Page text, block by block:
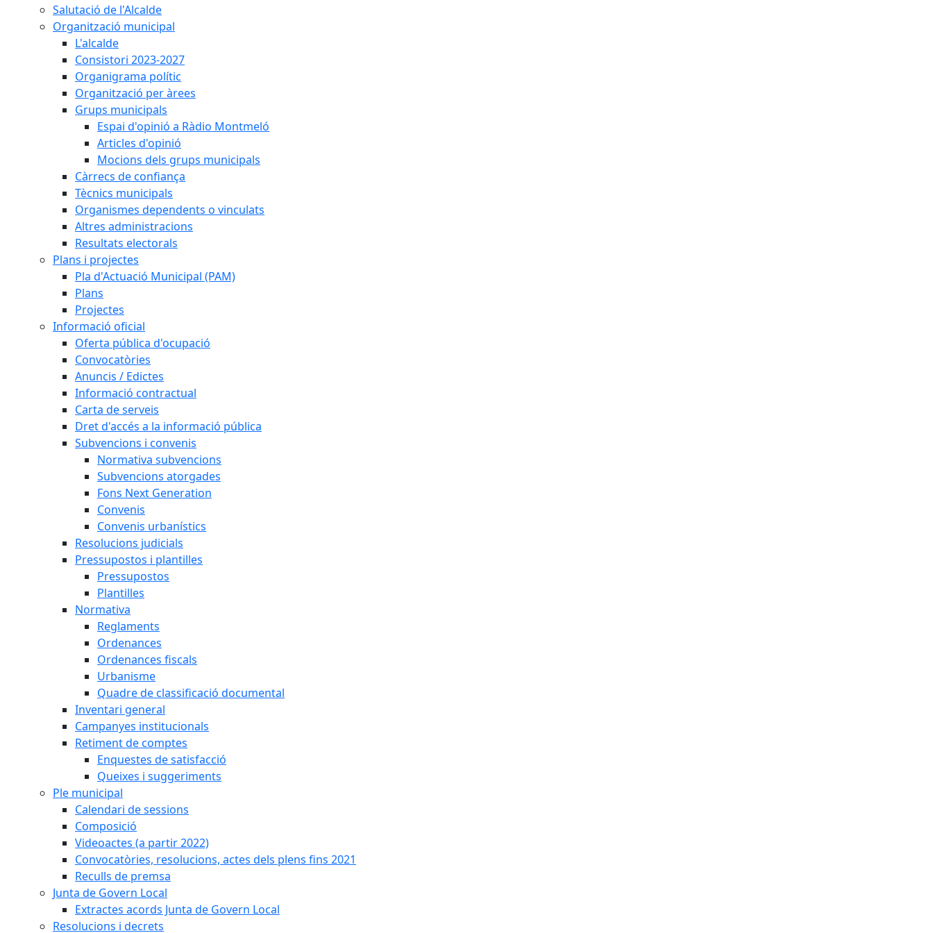
Salutació de l'Alcalde
Organització municipal
L'alcalde
Consistori 2023-2027
Organigrama polític
Organització per àrees
Grups municipals
Espai d'opinió a Ràdio Montmeló
Articles d'opinió
Mocions dels grups municipals
Càrrecs de confiança
Tècnics municipals
Organismes dependents o vinculats
Altres administracions
Resultats electorals
Plans i projectes
Pla d'Actuació Municipal (PAM)
Plans
Projectes
Informació oficial
Oferta pública d'ocupació
Convocatòries
Anuncis / Edictes
Informació contractual
Carta de serveis
Dret d'accés a la informació pública
Subvencions i convenis
Normativa subvencions
Subvencions atorgades
Fons Next Generation
Convenis
Convenis urbanístics
Resolucions judicials
Pressupostos i plantilles
Pressupostos
Plantilles
Normativa
Reglaments
Ordenances
Ordenances fiscals
Urbanisme
Quadre de classificació documental
Inventari general
Campanyes institucionals
Retiment de comptes
Enquestes de satisfacció
Queixes i suggeriments
Ple municipal
Calendari de sessions
Composició
Videoactes (a partir 2022)
Convocatòries, resolucions, actes dels plens fins 2021
Reculls de premsa
Junta de Govern Local
Extractes acords Junta de Govern Local
Resolucions i decrets